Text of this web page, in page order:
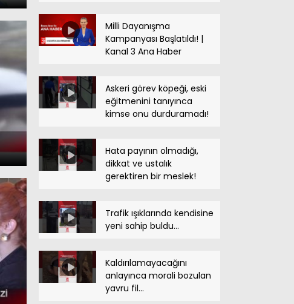
Milli Dayanışma
Kampanyası Başlatıldı! |
Kanal 3 Ana Haber
Askeri görev köpeği, eski
eğitmenini tanıyınca
kimse onu durduramadı!
Hata payının olmadığı,
dikkat ve ustalık
gerektiren bir meslek!
Trafik ışıklarında kendisine
yeni sahip buldu…
Kaldırılamayacağını
anlayınca morali bozulan
yavru fil…